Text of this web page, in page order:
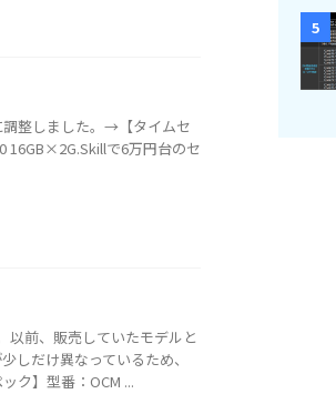
整しました。→【タイムセ
16GB×2G.Skillで6万円台のセ
以前、販売していたモデルと
しだけ異なっているため、
ク】型番：OCM ...
5